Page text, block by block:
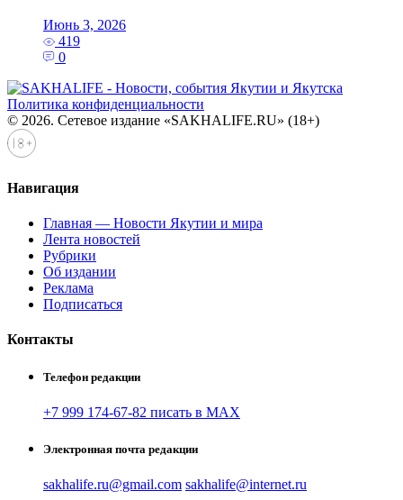
Июнь 3, 2026
419
0
Политика конфиденциальности
© 2026. Сетевое издание «SAKHALIFE.RU» (18+)
Навигация
Главная — Новости Якутии и мира
Лента новостей
Рубрики
Об издании
Реклама
Подписаться
Контакты
Телефон редакции
+7 999 174-67-82 писать в MAX
Электронная почта редакции
sakhalife.ru@gmail.com sakhalife@internet.ru